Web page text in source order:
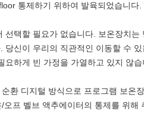
통제하기 위하여 발육되었습니
택할 필요가 없습니다. 보온장치
당신이 우리의 직관적인 이동할 수
하게 빈 가정을 가열하고 있지 않습
환 디지털 방식으로 프로그램 보온
프 벨브 액추에이터의 통제를 위해